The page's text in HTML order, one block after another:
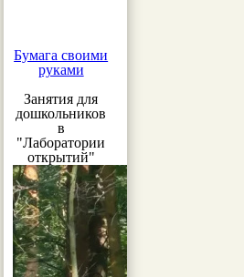
Бумага своими
руками
Занятия для
дошкольников
в
"Лаборатории
открытий"